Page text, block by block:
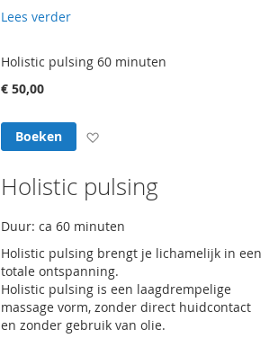
Lees verder
Holistic pulsing 60 minuten
€ 50,00
Boeken
Holistic pulsing
Duur: ca 60 minuten
Holistic pulsing brengt je lichamelijk in een
totale ontspanning.
Holistic pulsing is een laagdrempelige
massage vorm, zonder direct huidcontact
en zonder gebruik van olie.